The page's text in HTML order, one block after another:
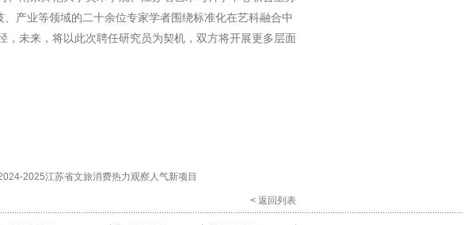
产业等领域的二十余位专家学者围绕标准化在艺科融合中
未来，将以此次聘任研究员为契机，双方将开展更多层面
2025江苏省文旅消费热力观察人气新项目
< 返回列表